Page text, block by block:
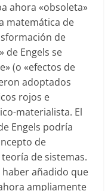
ahora «obsoleta»
matemática de
de
de Engels se
(o «efectos de
adoptados
rojos e
materialista. El
Engels podría
de
de sistemas.
añadido que
ampliamente